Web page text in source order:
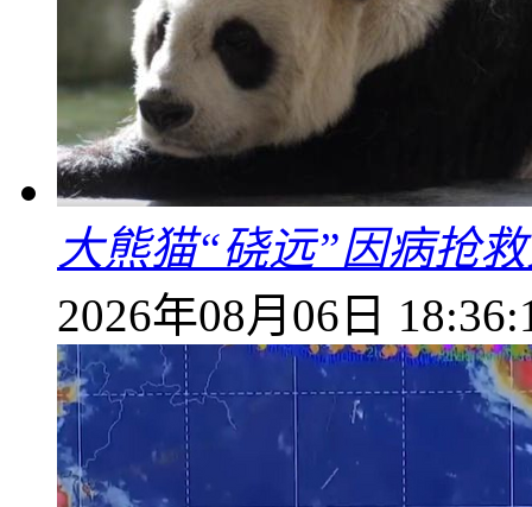
大熊猫“硗远”因病抢
2026年08月06日